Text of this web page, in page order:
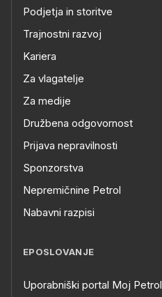
Podjetja in storitve
Trajnostni razvoj
Kariera
Za vlagatelje
Za medije
Družbena odgovornost
Prijava nepravilnosti
Sponzorstva
Nepremičnine Petrol
Nabavni razpisi
EPOSLOVANJE
Uporabniški portal Moj Petrol